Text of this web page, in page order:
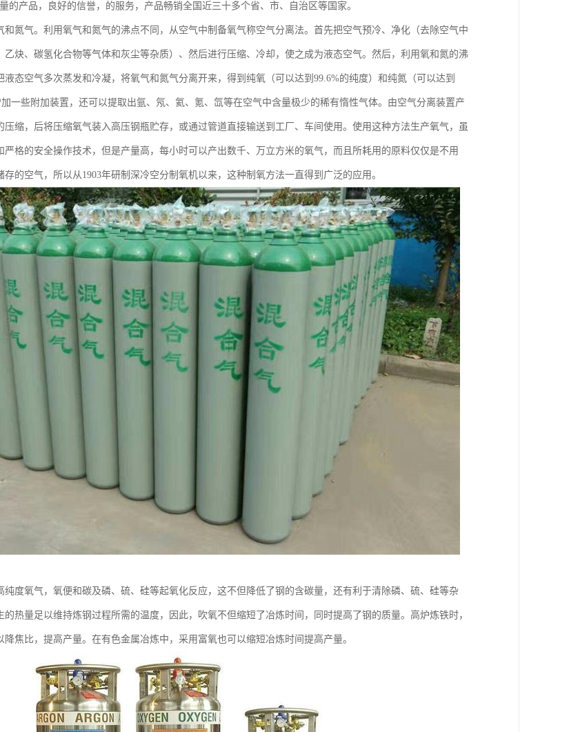
的产品，良好的信誉，的服务，产品畅销全国近三十多个省、市、自治区等国家。
和氮气。利用氧气和氮气的沸点不同，从空气中制备氧气称空气分离法。首先把空气预冷、净化（去除空气中
乙炔、碳氢化合物等气体和灰尘等杂质）、然后进行压缩、冷却，使之成为液态空气。然后，利用氧和氮的沸
液态空气多次蒸发和冷凝，将氧气和氮气分离开来，得到纯氧（可以达到99.6%的纯度）和纯氮（可以达到
一些附加装置，还可以提取出氩、氖、氦、氪、氙等在空气中含量极少的稀有惰性气体。由空气分离装置产
压缩，后将压缩氧气装入高压钢瓶贮存，或通过管道直接输送到工厂、车间使用。使用这种方法生产氧气，虽
严格的安全操作技术，但是产量高，每小时可以产出数千、万立方米的氧气，而且所耗用的原料仅仅是不用
的空气，所以从1903年研制深冷空分制氧机以来，这种制氧方法一直得到广泛的应用。
纯度氧气，氧便和碳及磷、硫、硅等起氧化反应，这不但降低了钢的含碳量，还有利于清除磷、硫、硅等杂
的热量足以维持炼钢过程所需的温度，因此，吹氧不但缩短了冶炼时间，同时提高了钢的质量。高炉炼铁时，
焦比，提高产量。在有色金属冶炼中，采用富氧也可以缩短冶炼时间提高产量。